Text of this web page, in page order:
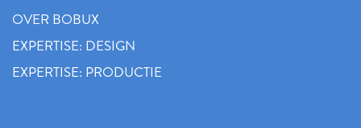
OVER BOBUX
EXPERTISE: DESIGN
EXPERTISE: PRODUCTIE